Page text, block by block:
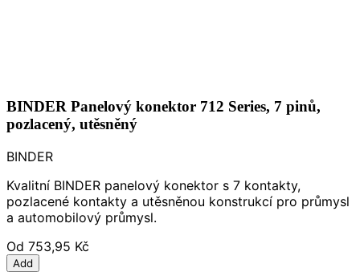
BINDER Panelový konektor 712 Series, 7 pinů,
pozlacený, utěsněný
BINDER
Kvalitní BINDER panelový konektor s 7 kontakty,
pozlacené kontakty a utěsněnou konstrukcí pro průmysl
a automobilový průmysl.
Od 753,95 Kč
Add